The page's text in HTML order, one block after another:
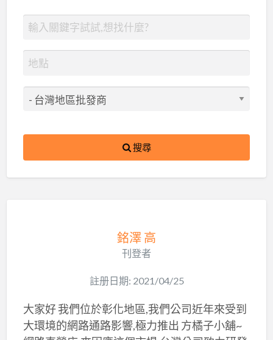
搜尋
銘澤 高
刊登者
註册日期: 2021/04/25
大家好 我們位於彰化地區,我們公司近年來受到
大環境的網路通路影響,極力推出 方橘子小舖~